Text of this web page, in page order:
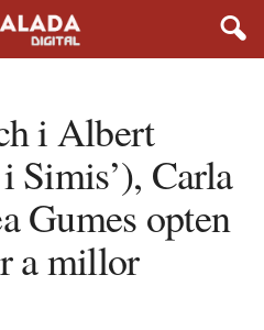
i Albert
Simis’), Carla
Gumes opten
a millor